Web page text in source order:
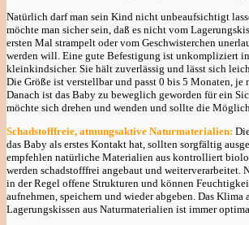
Natürlich darf man sein Kind nicht unbeaufsichtigt
möchte man sicher sein, daß es nicht vom
ersten Mal strampelt oder vom Geschwisterchen
werden will. Eine gute Befestigung ist unkompliziert
kleinkindsicher. Sie hält zuverlässig und lässt sich
Die Größe ist verstellbar und passt 0 bis 5 Monaten, je
Danach ist das Baby zu beweglich geworden für ein
möchte sich drehen und wenden und sollte die
Schadstofffreie, atmungsaktive Naturmaterialien:
das Baby als erstes Kontakt hat, sollten sorgfältig
empfehlen natürliche Materialien aus kontrolliert
werden schadstofffrei angebaut und weiterverarbeitet.
in der Regel offene Strukturen und können
aufnehmen, speichern und wieder abgeben. Das Klima
Lagerungskissen aus Naturmaterialien ist immer